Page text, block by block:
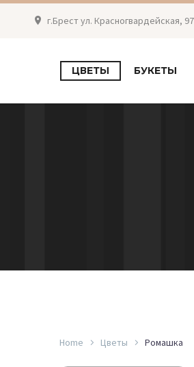
г.Брест ул. Красногвардейская,
ЦВЕТЫ БУКЕТЫ
Home Цветы Ромашка